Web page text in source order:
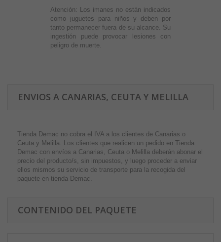
Atención: Los imanes no están indicados
como juguetes para niños y deben por
tanto permanecer fuera de su alcance. Su
ingestión puede provocar lesiones con
peligro de muerte.
ENVIOS A CANARIAS, CEUTA Y MELILLA
Tienda Demac no cobra el IVA a los clientes de Canarias o
Ceuta y Melilla. Los clientes que realicen un pedido en Tienda
Demac con envíos a Canarias, Ceuta o Melilla deberán abonar el
precio del producto/s, sin impuestos, y luego proceder a enviar
ellos mismos su servicio de transporte para la recogida del
paquete en tienda Demac.
CONTENIDO DEL PAQUETE